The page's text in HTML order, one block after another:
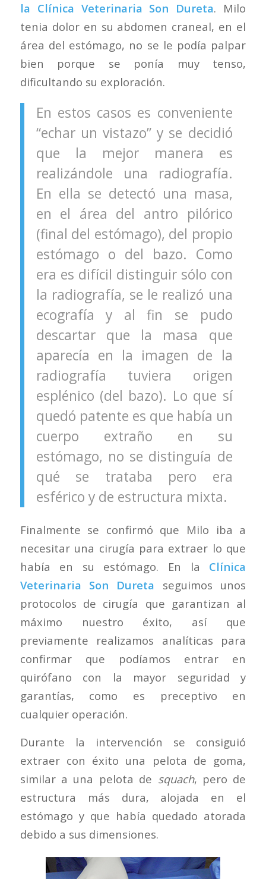
la Clínica Veterinaria Son Dureta. Milo
tenia dolor en su abdomen craneal, en el
área del estómago, no se le podía palpar
bien porque se ponía muy tenso,
dificultando su exploración.
En estos casos es conveniente
“echar un vistazo” y se decidió
que la mejor manera es
realizándole una radiografía.
En ella se detectó una masa,
en el área del antro pilórico
(final del estómago), del propio
estómago o del bazo. Como
era es difícil distinguir sólo con
la radiografía, se le realizó una
ecografía y al fin se pudo
descartar que la masa que
aparecía en la imagen de la
radiografía tuviera origen
esplénico (del bazo). Lo que sí
quedó patente es que había un
cuerpo extraño en su
estómago, no se distinguía de
qué se trataba pero era
esférico y de estructura mixta.
Finalmente se confirmó que Milo iba a
necesitar una cirugía para extraer lo que
había en su estómago. En la Clínica
Veterinaria Son Dureta seguimos unos
protocolos de cirugía que garantizan al
máximo nuestro éxito, así que
previamente realizamos analíticas para
confirmar que podíamos entrar en
quirófano con la mayor seguridad y
garantías, como es preceptivo en
cualquier operación.
Durante la intervención se consiguió
extraer con éxito una pelota de goma,
similar a una pelota de squach, pero de
estructura más dura, alojada en el
estómago y que había quedado atorada
debido a sus dimensiones.